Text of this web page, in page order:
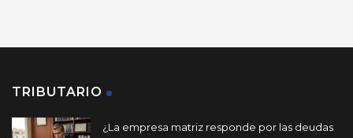
TRIBUTARIO
¿La empresa matriz responde por las deudas